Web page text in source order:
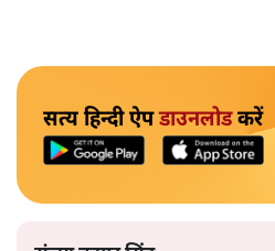
सत्य हिन्दी ऐपडाउनलोडकरें